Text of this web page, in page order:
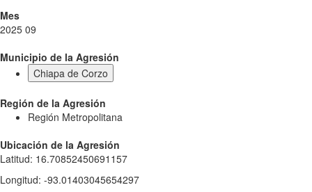
Mes
2025 09
Municipio de la Agresión
Chiapa de Corzo
Región de la Agresión
Región Metropolitana
Ubicación de la Agresión
Latitud: 16.70852450691157
Longitud: -93.01403045654297